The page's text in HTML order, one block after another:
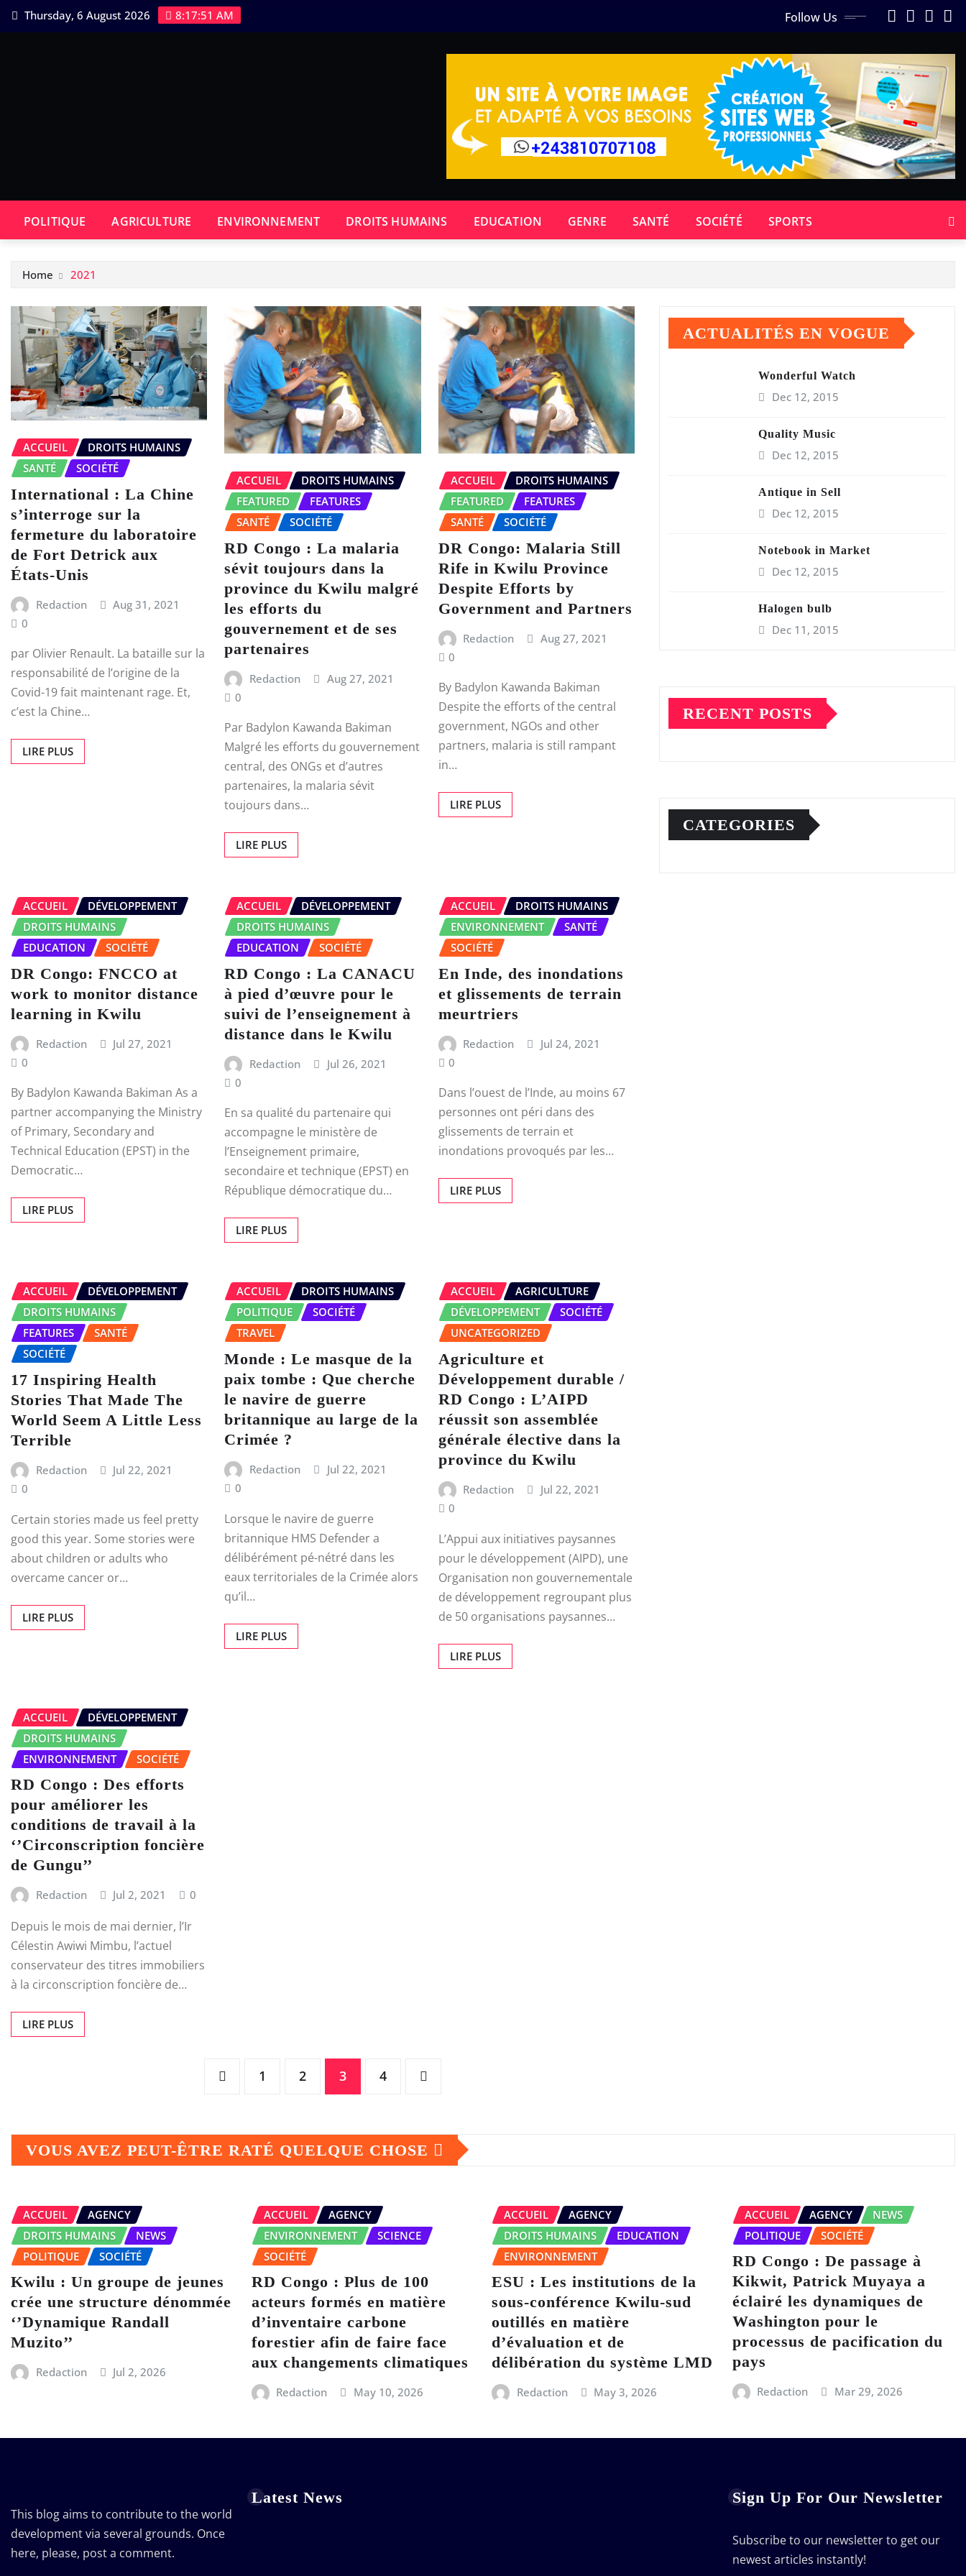
Skip Thursday, 6 August 2026 8:17:52 AM Follow Us
POLITIQUE AGRICULTURE ENVIRONNEMENT DROITS HUMAINS EDUCATION GENRE SANTÉ SOCIÉTÉ SPORTS
Home 2021
ACCUEIL
DROITS HUMAINS
SANTÉ
SOCIÉTÉ
International : La Chine
s’interroge sur la
fermeture du laboratoire
de Fort Detrick aux
États-Unis
Redaction
Aug 31, 2021
0
par Olivier Renault. La bataille sur la
responsabilité de l’origine de la
Covid-19 fait maintenant rage. Et,
c’est la Chine…
LIRE PLUS
ACCUEIL
DROITS HUMAINS
FEATURED
FEATURES
SANTÉ
SOCIÉTÉ
RD Congo : La malaria
sévit toujours dans la
province du Kwilu malgré
les efforts du
gouvernement et de ses
partenaires
Redaction
Aug 27, 2021
0
Par Badylon Kawanda Bakiman
Malgré les efforts du gouvernement
central, des ONGs et d’autres
partenaires, la malaria sévit
toujours dans…
LIRE PLUS
ACCUEIL
DROITS HUMAINS
FEATURED
FEATURES
SANTÉ
SOCIÉTÉ
DR Congo: Malaria Still
Rife in Kwilu Province
Despite Efforts by
Government and Partners
Redaction
Aug 27, 2021
0
By Badylon Kawanda Bakiman
Despite the efforts of the central
government, NGOs and other
partners, malaria is still rampant
in…
LIRE PLUS
ACCUEIL
DÉVELOPPEMENT
DROITS HUMAINS
EDUCATION
SOCIÉTÉ
DR Congo: FNCCO at
work to monitor distance
learning in Kwilu
Redaction
Jul 27, 2021
0
By Badylon Kawanda Bakiman As a
partner accompanying the Ministry
of Primary, Secondary and
Technical Education (EPST) in the
Democratic…
LIRE PLUS
ACCUEIL
DÉVELOPPEMENT
DROITS HUMAINS
EDUCATION
SOCIÉTÉ
RD Congo : La CANACU
à pied d’œuvre pour le
suivi de l’enseignement à
distance dans le Kwilu
Redaction
Jul 26, 2021
0
En sa qualité du partenaire qui
accompagne le ministère de
l’Enseignement primaire,
secondaire et technique (EPST) en
République démocratique du…
LIRE PLUS
ACCUEIL
DROITS HUMAINS
ENVIRONNEMENT
SANTÉ
SOCIÉTÉ
En Inde, des inondations
et glissements de terrain
meurtriers
Redaction
Jul 24, 2021
0
Dans l’ouest de l’Inde, au moins 67
personnes ont péri dans des
glissements de terrain et
inondations provoqués par les…
LIRE PLUS
ACCUEIL
DÉVELOPPEMENT
DROITS HUMAINS
FEATURES
SANTÉ
SOCIÉTÉ
17 Inspiring Health
Stories That Made The
World Seem A Little Less
Terrible
Redaction
Jul 22, 2021
0
Certain stories made us feel pretty
good this year. Some stories were
about children or adults who
overcame cancer or…
LIRE PLUS
ACCUEIL
DROITS HUMAINS
POLITIQUE
SOCIÉTÉ
TRAVEL
Monde : Le masque de la
paix tombe : Que cherche
le navire de guerre
britannique au large de la
Crimée ?
Redaction
Jul 22, 2021
0
Lorsque le navire de guerre
britannique HMS Defender a
délibérément pé-nétré dans les
eaux territoriales de la Crimée alors
qu’il…
LIRE PLUS
ACCUEIL
AGRICULTURE
DÉVELOPPEMENT
SOCIÉTÉ
UNCATEGORIZED
Agriculture et
Développement durable /
RD Congo : L’AIPD
réussit son assemblée
générale élective dans la
province du Kwilu
Redaction
Jul 22, 2021
0
L’Appui aux initiatives paysannes
pour le développement (AIPD), une
Organisation non gouvernementale
de développement regroupant plus
de 50 organisations paysannes…
LIRE PLUS
ACCUEIL
DÉVELOPPEMENT
DROITS HUMAINS
ENVIRONNEMENT
SOCIÉTÉ
RD Congo : Des efforts
pour améliorer les
conditions de travail à la
‘’Circonscription foncière
de Gungu’’
Redaction Jul 2, 2021 0
Depuis le mois de mai dernier, l’Ir
Célestin Awiwi Mimbu, l’actuel
conservateur des titres immobiliers
à la circonscription foncière de…
LIRE PLUS
1 2 3 4
ACTUALITÉS EN VOGUE
Wonderful Watch
Dec 12, 2015
Quality Music
Dec 12, 2015
Antique in Sell
Dec 12, 2015
Notebook in Market
Dec 12, 2015
Halogen bulb
Dec 11, 2015
RECENT POSTS
CATEGORIES
VOUS AVEZ PEUT-ÊTRE RATÉ QUELQUE CHOSE
ACCUEIL
AGENCY
DROITS HUMAINS
NEWS
POLITIQUE
SOCIÉTÉ
Kwilu : Un groupe de jeunes
crée une structure dénommée
‘’Dynamique Randall
Muzito’’
Redaction Jul 2, 2026
ACCUEIL
AGENCY
ENVIRONNEMENT
SCIENCE
SOCIÉTÉ
RD Congo : Plus de 100
acteurs formés en matière
d’inventaire carbone
forestier afin de faire face
aux changements climatiques
Redaction May 10, 2026
ACCUEIL
AGENCY
DROITS HUMAINS
EDUCATION
ENVIRONNEMENT
ESU : Les institutions de la
sous-conférence Kwilu-sud
outillés en matière
d’évaluation et de
délibération du système LMD
Redaction May 3, 2026
ACCUEIL AGENCY
NEWS
POLITIQUE
SOCIÉTÉ
RD Congo : De passage à
Kikwit, Patrick Muyaya a
éclairé les dynamiques de
Washington pour le
processus de pacification du
pays
Redaction Mar 29, 2026
This blog aims to contribute to the world
development via several grounds. Once
here, please, post a comment.
Latest News Sign Up For Our Newsletter
Subscribe to our newsletter to get our
newest articles instantly!